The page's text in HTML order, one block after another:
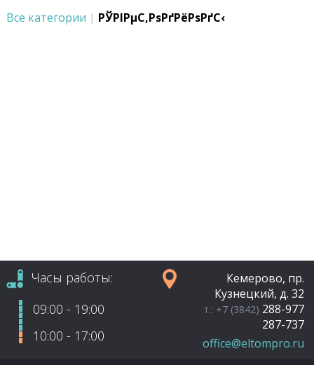
Все категории | РЎРІРµС‚РѕРґРёРѕРґС‹
Часы работы:
09:00 - 19:00
10:00 - 17:00
Кемерово, пр.
Кузнецкий, д. 32
т.: +7 (3842) 288-977
287-737
office@eltompro.ru